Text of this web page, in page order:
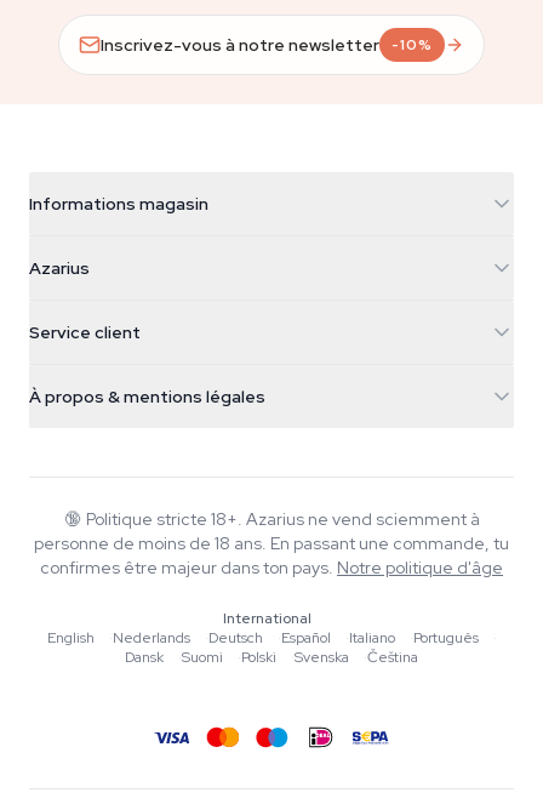
Inscrivez-vous à notre newsletter -10%
Informations magasin
Galvaniweg 11
Nederland
+31(0)204897914
Azarius
Smokeshop
Service client
Politique de retour
Politique de confidentialité
À propos & mentions légales
Wiki
Musique
Normes éditoriales
Outils & Calculateurs
🔞 Politique stricte 18+. Azarius ne vend sciemment à
personne de moins de 18 ans. En passant une commande, tu
confirmes être majeur dans ton pays. Notre politique d'âge
International
English
·Nederlands ·Deutsch ·Español ·Italiano ·Português
·
Dansk
·Suomi ·Polski ·Svenska ·Čeština